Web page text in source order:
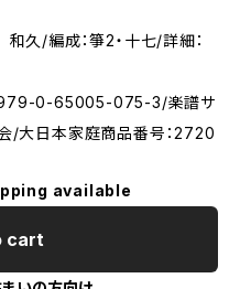
久/編成：箏2・十七/詳細：
0-65005-075-3/楽譜サ
/大日本家庭商品番号：2720
available
cart